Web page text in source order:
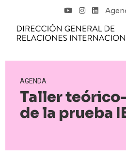
AGENDA
Taller
de la prueba